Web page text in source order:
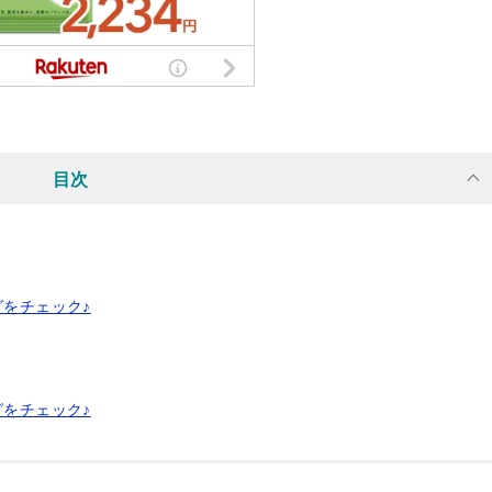
目次
チェック♪
チェック♪